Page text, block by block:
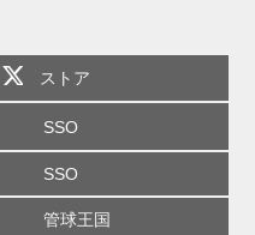
ストア
SSO
SSO
管球王国